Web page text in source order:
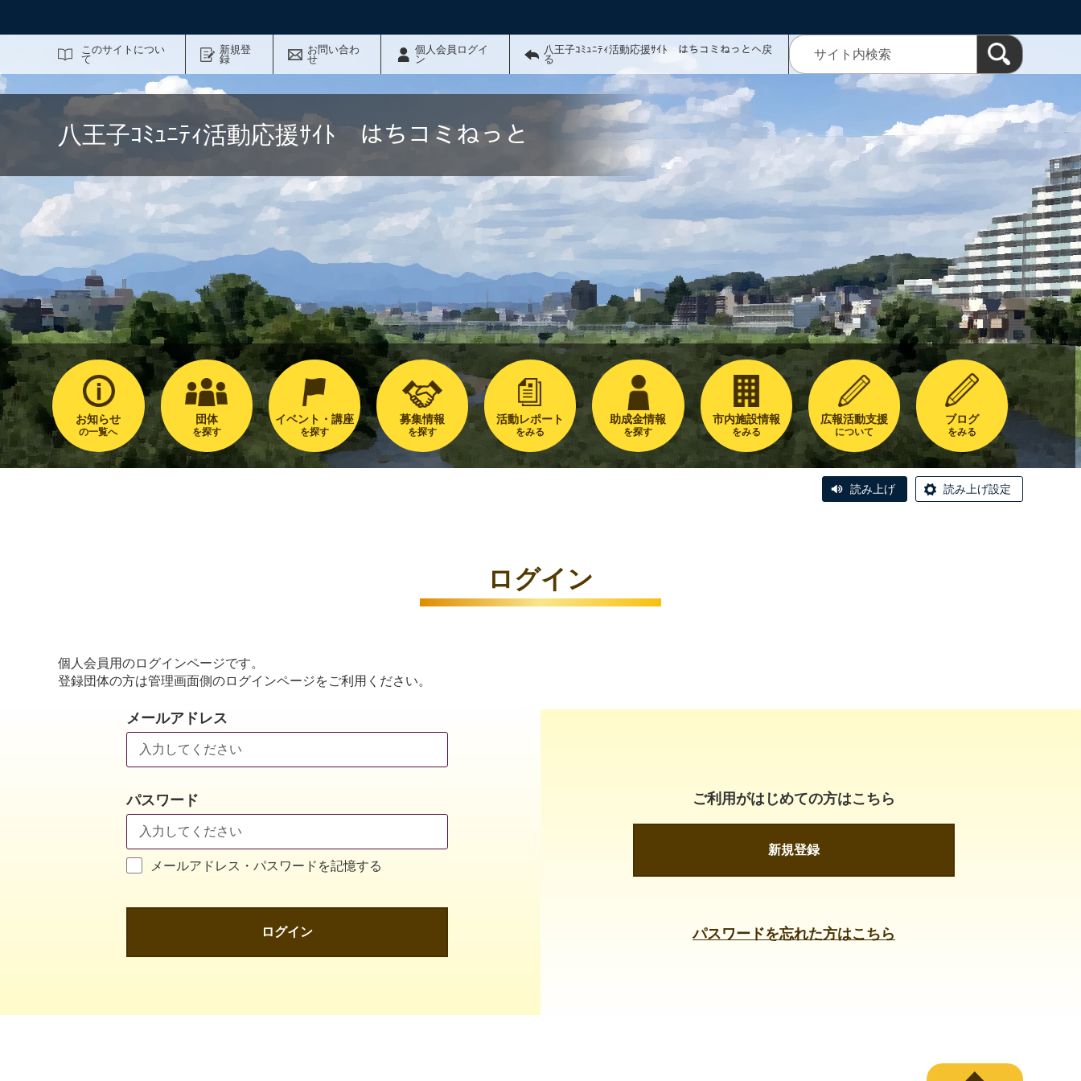
このサイトについ
て
新規登
録
お問い合わ
せ
個人会員ログイ
ン
八王子ｺﾐｭﾆﾃｨ活動応援ｻｲﾄ はちコミねっとへ戻
る
八王子ｺﾐｭﾆﾃｨ活動応援ｻｲﾄ はちコミねっと
お知らせ
の一覧へ
団体
を探す
イベント・講座
を探す
募集情報
を探す
活動レポート
をみる
助成金情報
を探す
市内施設情報
をみる
広報活動支援
について
ブログ
をみる
読み上げ 読み上げ設定
ログイン
個人会員用のログインページです。
登録団体の方は管理画面側のログインページをご利用ください。
メールアドレス
パスワード
メールアドレス・パスワードを記憶する
ログイン
ご利用がはじめての方はこちら
新規登録
パスワードを忘れた方はこちら